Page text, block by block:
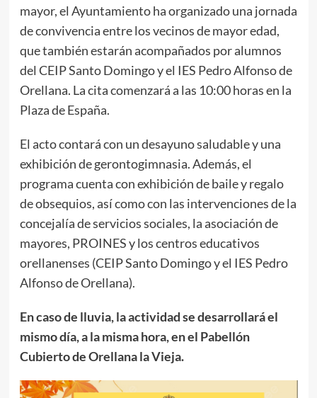
mayor, el Ayuntamiento ha organizado una jornada
de convivencia entre los vecinos de mayor edad,
que también estarán acompañados por alumnos
del CEIP Santo Domingo y el IES Pedro Alfonso de
Orellana. La cita comenzará a las 10:00 horas en la
Plaza de España.
El acto contará con un desayuno saludable y una
exhibición de gerontogimnasia. Además, el
programa cuenta con exhibición de baile y regalo
de obsequios, así como con las intervenciones de la
concejalía de servicios sociales, la asociación de
mayores, PROINES y los centros educativos
orellanenses (CEIP Santo Domingo y el IES Pedro
Alfonso de Orellana).
En caso de lluvia, la actividad se desarrollará el
mismo día, a la misma hora, en el Pabellón
Cubierto de Orellana la Vieja.